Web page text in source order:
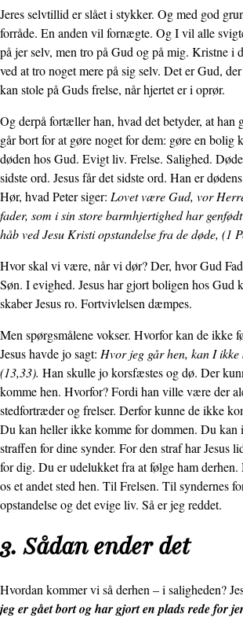
Jeres selvtillid er slået i stykker. Og med god
forråde. En anden vil fornægte. Og I vil alle
på jer selv, men tro på Gud og på mig. Kristne i
ved at tro noget mere på sig selv. Det er Gud,
kan stole på Guds frelse, når hjertet er i oprør.
Og derpå fortæller han, hvad det betyder, at han
går bort for at gøre noget for dem: gøre en bolig
døden hos Gud. Evigt liv. Frelse. Salighed.
sidste ord. Jesus får det sidste ord. Han er
Hør, hvad Peter siger: Lovet være Gud, vor
fader, som i sin store barmhjertighed har
håb ved Jesu Kristi opstandelse fra de døde, (1
Hvor skal vi være, når vi dør? Der, hvor Gud
Søn. I evighed. Jesus har gjort boligen hos Gud
skaber Jesus ro. Fortvivlelsen dæmpes.
Men spørgsmålene vokser. Hvorfor kan de ikke
Jesus havde jo sagt: Hvor jeg går hen, kan I ikke
(13,33). Han skulle jo korsfæstes og dø. Der
komme hen. Hvorfor? Fordi han ville være der
stedfortræder og frelser. Derfor kunne de ikke
Du kan heller ikke komme for dommen. Du kan
straffen for dine synder. For den straf har Jesus
for dig. Du er udelukket fra at følge ham derhen.
os et andet sted hen. Til Frelsen. Til syndernes
opstandelse og det evige liv. Så er jeg reddet.
3. Sådan ender det
Hvordan kommer vi så derhen – i saligheden?
jeg er gået bort og har gjort en plads rede for